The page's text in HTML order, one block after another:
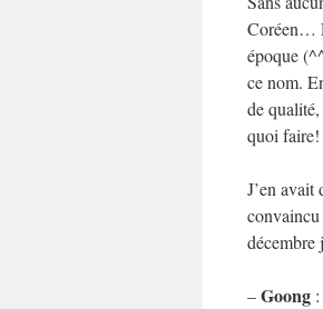
Coréen…
époque
ce nom.
de
quoi faire!
J’en avait
convaincu
décembre
–Goong